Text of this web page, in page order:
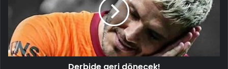
Derbide geri dönecek!